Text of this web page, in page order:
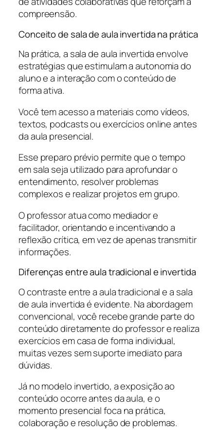
compreensão.
Conceito de sala de aula invertida na prática
Na prática, a sala de aula invertida envolve
estratégias que estimulam a autonomia do
aluno e a interação com o conteúdo de
forma ativa.
Você tem acesso a materiais como vídeos,
textos, podcasts ou exercícios online antes
da aula presencial.
Esse preparo prévio permite que o tempo
em sala seja utilizado para aprofundar o
entendimento, resolver problemas
complexos e realizar projetos em grupo.
O professor atua como mediador e
facilitador, orientando e incentivando a
reflexão crítica, em vez de apenas transmitir
informações.
Diferenças entre aula tradicional e invertida
O contraste entre a aula tradicional e a sala
de aula invertida é evidente. Na abordagem
convencional, você recebe grande parte do
conteúdo diretamente do professor e realiza
exercícios em casa de forma individual,
muitas vezes sem suporte imediato para
dúvidas.
Já no modelo invertido, a exposição ao
conteúdo ocorre antes da aula, e o
momento presencial foca na prática,
colaboração e resolução de problemas.